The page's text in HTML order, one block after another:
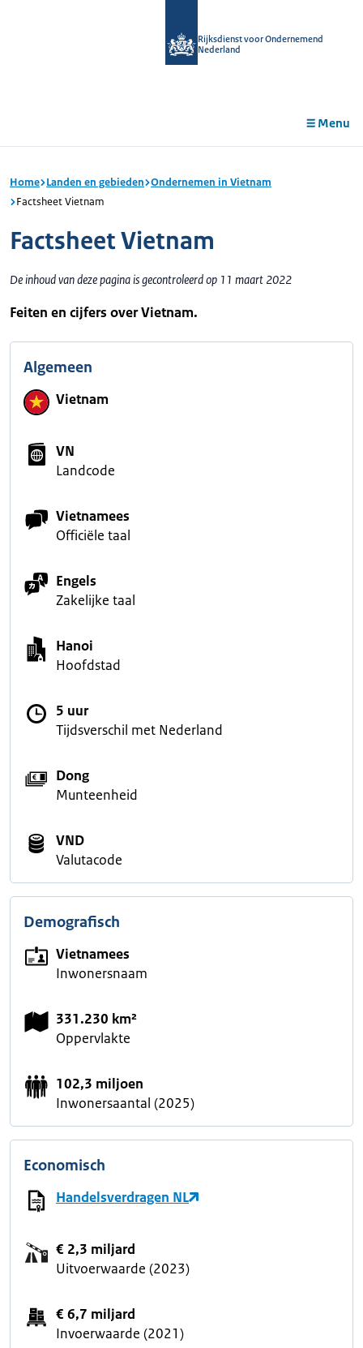
Rijksdienst voor Ondernemend
Nederland
Menu
Home Landen en gebieden Ondernemen in Vietnam
Factsheet Vietnam
Factsheet Vietnam
De inhoud van deze pagina is gecontroleerd op 11 maart 2022
Feiten en cijfers over Vietnam.
Algemeen
Vietnam
VN
Landcode
Vietnamees
Officiële taal
Engels
Zakelijke taal
Hanoi
Hoofdstad
5 uur
Tijdsverschil met Nederland
Dong
Munteenheid
VND
Valutacode
Demografisch
Vietnamees
Inwonersnaam
331.230 km²
Oppervlakte
102,3 miljoen
Inwonersaantal (2025)
Economisch
Handelsverdragen NL
€ 2,3 miljard
Uitvoerwaarde (2023)
€ 6,7 miljard
Invoerwaarde (2021)